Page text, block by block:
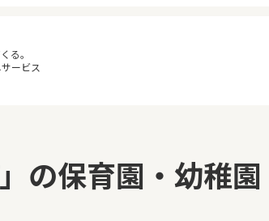
る。
ービス
閲覧履歴
お気に入り
」の保育園・幼稚